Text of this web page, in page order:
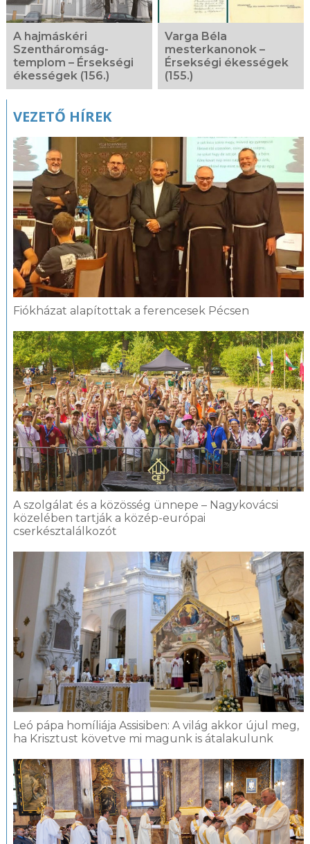
A hajmáskéri
Szentháromság-
templom – Érsekségi
ékességek (156.)
Varga Béla
mesterkanonok –
Érsekségi ékességek
(155.)
VEZETŐ HÍREK
Fiókházat alapítottak a ferencesek Pécsen
A szolgálat és a közösség ünnepe – Nagykovácsi
közelében tartják a közép-európai
cserkésztalálkozót
Leó pápa homíliája Assisiben: A világ akkor újul meg,
ha Krisztust követve mi magunk is átalakulunk